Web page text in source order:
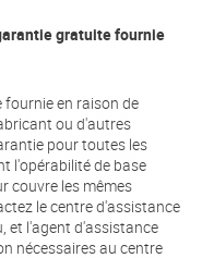
gratuite fournie
fournie en raison de
ou d'autres
pour toutes les
l'opérabilité de base
couvre les mêmes
le centre d'assistance
et l'agent d'assistance
nécessaires au centre